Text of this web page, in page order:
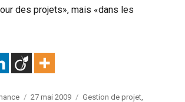
des projets», mais «dans les
Publié
27 mai 2009 Catégories
Gestion de projet